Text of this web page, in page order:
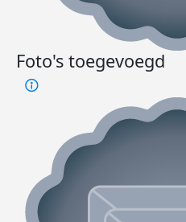
Foto's toegevoegd